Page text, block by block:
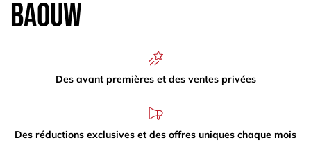
Baouw
Des avant premières et des ventes privées
Des réductions exclusives et des offres uniques chaque mois